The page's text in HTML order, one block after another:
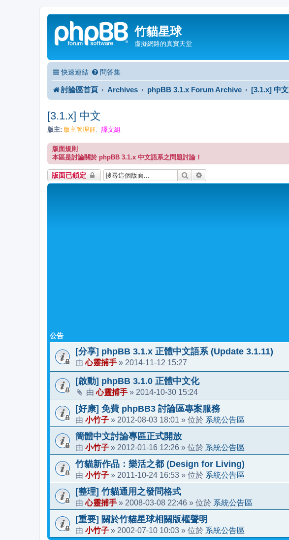
竹貓星球
虛擬網路的真實天堂
快速連結 問答集
討論區首頁 Archives phpBB 3.1.x Forum Archive [3.1.x] 中文
[3.1.x] 中文
版主: 版主管理群 譯文組
版面規則
本區是討論關於 phpBB 3.1.x 中文語系之問題討論！
版面已鎖定 搜尋
公告
[分享] phpBB 3.1.x 正體中文語系 (Update 3.1.11)
由心靈捕手 » 2014-11-12 15:27
[啟動] phpBB 3.1.0 正體中文化
由心靈捕手 » 2014-10-30 15:24
[好康] 免費 phpBB3 討論區專案服務
由 小竹子 » 2012-08-03 18:01 » 位於 系統公告區
簡體中文討論專區正式開放
由 小竹子 » 2012-01-16 12:26 » 位於 系統公告區
竹貓新作品：樂活之都 (Design for Living)
由 小竹子 » 2011-10-24 16:53 » 位於 系統公告區
[整理] 竹貓通用之發問格式
由心靈捕手 » 2008-03-08 22:46 » 位於 系統公告區
[重要] 關於竹貓星球相關版權聲明
由 小竹子 » 2002-07-10 10:03 » 位於 系統公告區